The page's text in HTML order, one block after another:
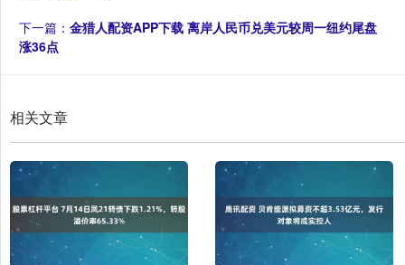
下一篇： 金猎人配资APP下载 离岸人民币兑美元较周一纽约尾盘
涨36点
相关文章